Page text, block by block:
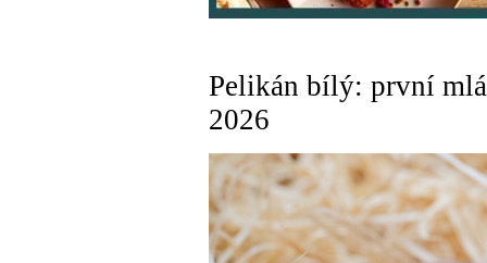
Pelikán bílý: první
2026